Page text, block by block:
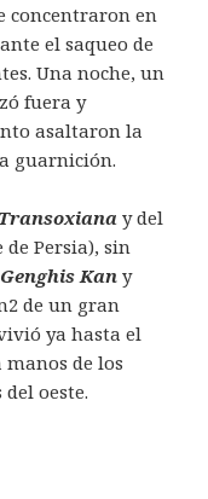
concentraron en
el saqueo de
Una noche, un
fuera y
asaltaron la
guarnición.
Transoxiana y del
Persia), sin
Genghis Kan y
de un gran
ya hasta el
de los
oeste.